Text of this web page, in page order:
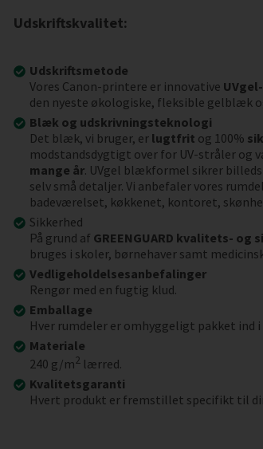
Udskriftskvalitet:
Udskriftsmetode
Vores Canon-printere er innovative
den nyeste økologiske, fleksible gelblæk
Blæk og udskrivningsteknologi
Det blæk, vi bruger, er lugtfrit og 100%
modstandsdygtigt over for UV-stråler og
mange år. UVgel blækformel sikrer
selv små detaljer. Vi anbefaler vores
badeværelset, køkkenet, kontoret,
Sikkerhed
På grund af GREENGUARD kvalitets-
bruges i skoler, børnehaver samt
Vedligeholdelsesanbefalinger
Rengør med en fugtig klud.
Emballage
Hver rumdeler er omhyggeligt pakket ind
Materiale
240 g/m2lærred.
Kvalitetsgaranti
Hvert produkt er fremstillet specifikt til